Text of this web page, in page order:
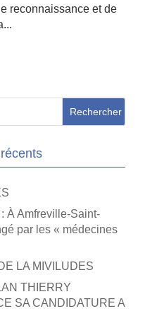
reconnaissance et de
À Amfreville-Saint-
par les « médecines
LA MIVILUDES
THIERRY
SA CANDIDATURE A